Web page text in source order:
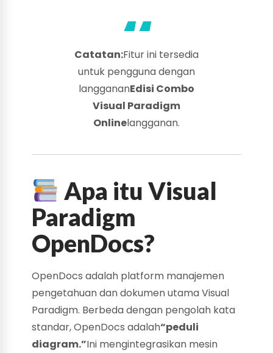
Catatan:Fitur ini tersedia
untuk pengguna dengan
langgananEdisi Combo
Visual Paradigm
Onlinelangganan.
Apa itu Visual
Paradigm
OpenDocs?
OpenDocs adalah platform manajemen
pengetahuan dan dokumen utama Visual
Paradigm. Berbeda dengan pengolah kata
standar, OpenDocs adalah“peduli
diagram.”Ini mengintegrasikan mesin